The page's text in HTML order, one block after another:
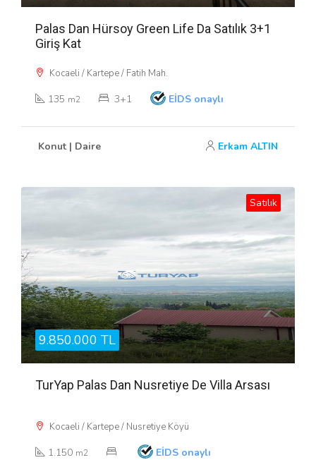
Palas Dan Hürsoy Green Life Da Satılık 3+1
Giriş Kat
Kocaeli / Kartepe / Fatih Mah.
135 m2 3+1 EİDS onaylı
Konut | Daire Erkam ALTIN
Satılık
9.850.000 TL
TurYap Palas Dan Nusretiye De Villa Arsası
Kocaeli / Kartepe / Nusretiye Köyü
1.150 m2 EİDS onaylı